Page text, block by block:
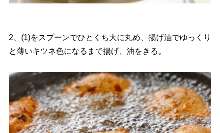
2、(1)をスプーンでひとくち大に丸め、揚げ油でゆっくり
と薄いキツネ色になるまで揚げ、油をきる。